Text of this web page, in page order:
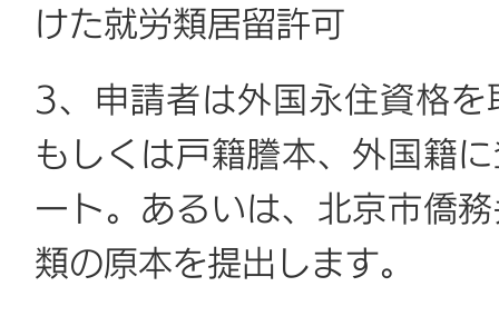
けた就労類居留許可
3、申請者は外国永住資格
もしくは戸籍謄本、外国籍
ート。あるいは、北京市僑
類の原本を提出します。